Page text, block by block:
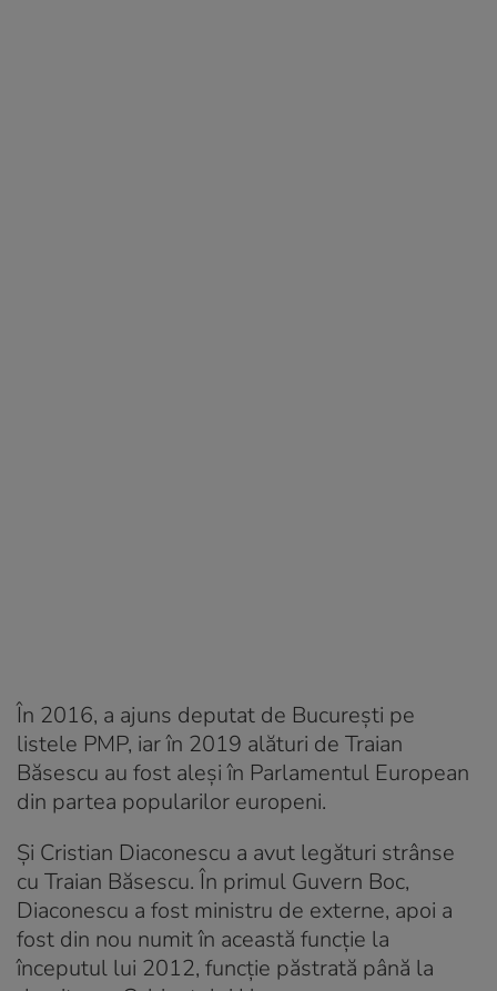
În 2016, a ajuns deputat de București pe
listele PMP, iar în 2019 alături de Traian
Băsescu au fost aleși în Parlamentul European
din partea popularilor europeni.
Și Cristian Diaconescu a avut legături strânse
cu Traian Băsescu. În primul Guvern Boc,
Diaconescu a fost ministru de externe, apoi a
fost din nou numit în această funcție la
începutul lui 2012, funcție păstrată până la